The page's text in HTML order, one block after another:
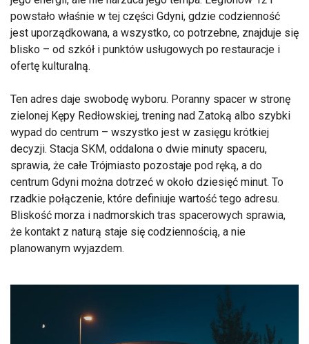
powstało właśnie w tej części Gdyni, gdzie codzienność
jest uporządkowana, a wszystko, co potrzebne, znajduje się
blisko – od szkół i punktów usługowych po restauracje i
ofertę kulturalną.
Ten adres daje swobodę wyboru. Poranny spacer w stronę
zielonej Kępy Redłowskiej, trening nad Zatoką albo szybki
wypad do centrum – wszystko jest w zasięgu krótkiej
decyzji. Stacja SKM, oddalona o dwie minuty spaceru,
sprawia, że całe Trójmiasto pozostaje pod ręką, a do
centrum Gdyni można dotrzeć w około dziesięć minut. To
rzadkie połączenie, które definiuje wartość tego adresu.
Bliskość morza i nadmorskich tras spacerowych sprawia,
że kontakt z naturą staje się codziennością, a nie
planowanym wyjazdem.